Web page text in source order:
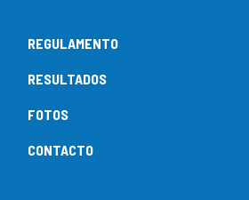
REGULAMENTO
RESULTADOS
FOTOS
CONTACTO